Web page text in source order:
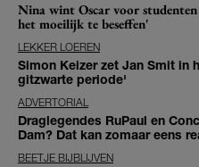
Nina wint Oscar voor
het moeilijk te beseffen'
LEKKER LOEREN
Simon Keizer zet Jan Smit in
gitzwarte periode'
ADVERTORIAL
Draglegendes RuPaul en
Dam? Dat kan zomaar eens
BEETJE BIJBLIJVEN